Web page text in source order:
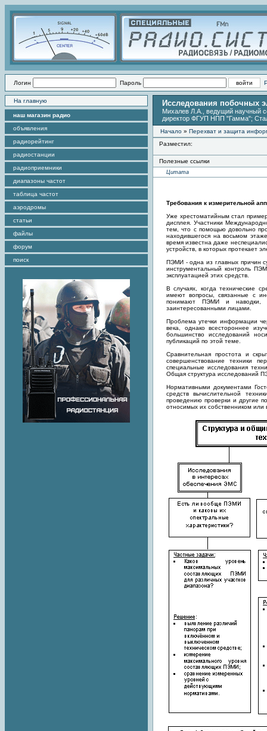
Логин Пароль
На главную
наш магазин радио
объявления
радиорейтинг
радиостанции
радиоприемники
диапазоны частот
таблица частот
аэродромы
статьи
файлы
форум
поиск
Исследования побочных
Михалев Л.А., ведущий научный
директор ФГУП НПП "Гамма";
Начало » Перехват и защита
Разместил:
Полезные ссылки
Цитата
Требования к измерительной
Уже хрестоматийным стал
дисплея. Участники
тем, что с помощью довольно
находившегося на восьмом
время известна даже
устройств, в которых протекает
ПЭМИ - одна из главных причин
инструментальный контроль
эксплуатацией этих средств.
В случаях, когда технические
имеют вопросы, связанные с
понимают ПЭМИ и наводки,
заинтересованными лицами.
Проблема утечки информации
века, однако всестороннее
большинство исследований
публикаций по этой теме.
Сравнительная простота и
совершенствование техники
специальные исследования
Общая структура исследований
Нормативными документами
средств вычислительной
проведению проверки и другие
относимых их собственником